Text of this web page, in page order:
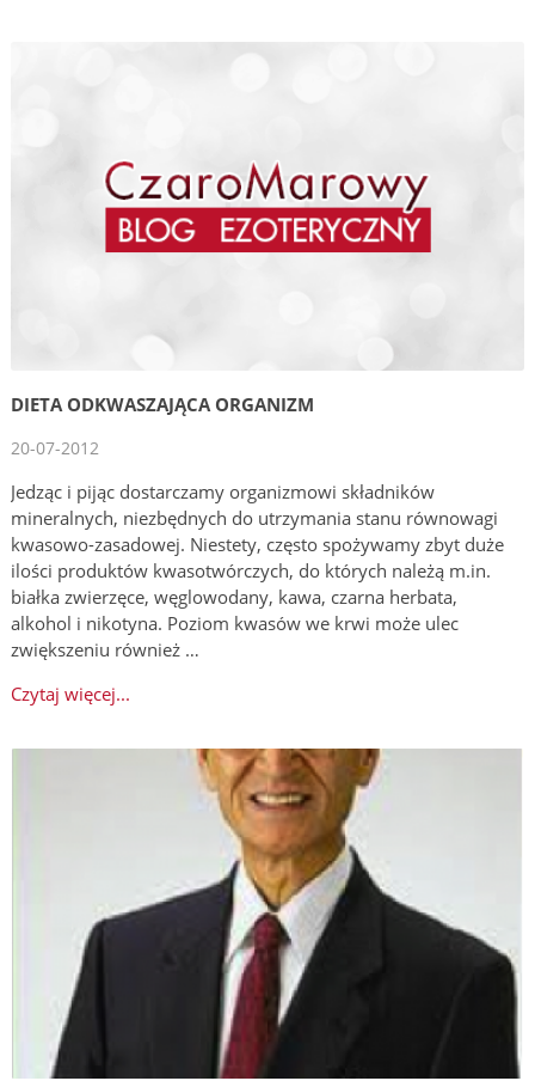
DIETA ODKWASZAJĄCA ORGANIZM
20-07-2012
Jedząc i pijąc dostarczamy organizmowi składników
mineralnych, niezbędnych do utrzymania stanu równowagi
kwasowo-zasadowej. Niestety, często spożywamy zbyt duże
ilości produktów kwasotwórczych, do których należą m.in.
białka zwierzęce, węglowodany, kawa, czarna herbata,
alkohol i nikotyna. Poziom kwasów we krwi może ulec
zwiększeniu również …
Czytaj więcej...